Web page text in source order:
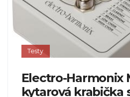
Testy
Electro-Harmonix
kytarová krabička